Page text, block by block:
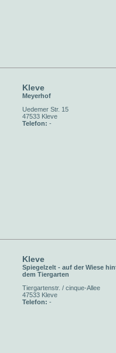
Kleve
Meyerhof
Uedemer Str. 15
47533 Kleve
Telefon: -
Kleve
Spiegelzelt - auf der Wiese
dem Tiergarten
Tiergartenstr. / cinque-Allee
47533 Kleve
Telefon: -